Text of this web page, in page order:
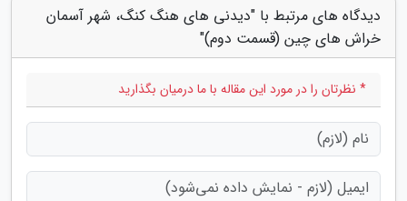
دیدگاه های مرتبط با "دیدنی های هنگ کنگ، شهر آسمان
خراش های چین (قسمت دوم)"
* نظرتان را در مورد این مقاله با ما درمیان بگذارید